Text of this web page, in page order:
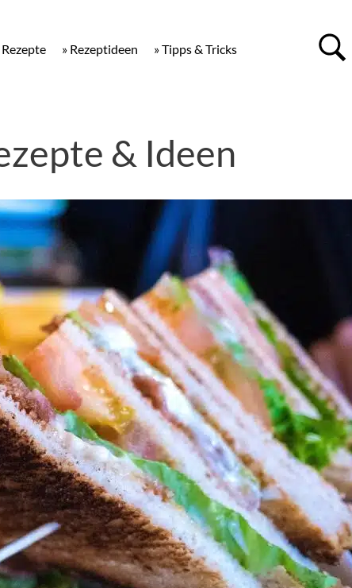
» Tipps & Tricks
» Rezeptideen
Rezepte
& Ideen